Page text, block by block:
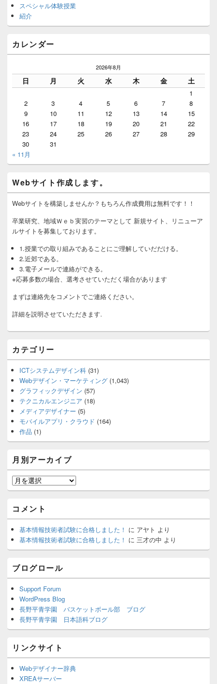
Area
スペシャル体験授業
紹介
カレンダー
2026年8月
日 月 火 水 木 金 土
1
2
3 4 5 6 7
8
9
10 11 12 13 14
15
16
17 18 19 20 21
22
23
24 25 26 27 28
29
30
31
« 11月
Webサイト作成します。
Webサイトを構築しませんか？もちろん作成費用は無料です！！
卒業研究、地域Ｗｅｂ実習のテーマとして 新規サイト、リニューア
ルサイトを募集しております。
1.授業での取り組みであることにご理解していだだける。
2.近郊である。
3.電子メールで連絡ができる。
※応募多数の場合、選考させていただく場合があります
まずは連絡先をコメントでご連絡ください。
詳細を説明させていただきます.
カテゴリー
ICTシステムデザイン科 (31)
Webデザイン・マーケティング (1,043)
グラフィックデザイン (57)
テクニカルエンジニア (18)
メディアデザイナー (5)
モバイルアプリ・クラウド (164)
作品 (1)
月別アーカイブ
月
別
ー
カ
イ
ブ
コメント
基本情報技術者試験に合格しました！ に アヤト より
基本情報技術者試験に合格しました！ に 三才の中 より
ブログロール
Support Forum
WordPress Blog
長野平青学園 バスケットボール部 ブログ
長野平青学園 日本語科ブログ
リンクサイト
Webデザイナー辞典
XREAサーバー